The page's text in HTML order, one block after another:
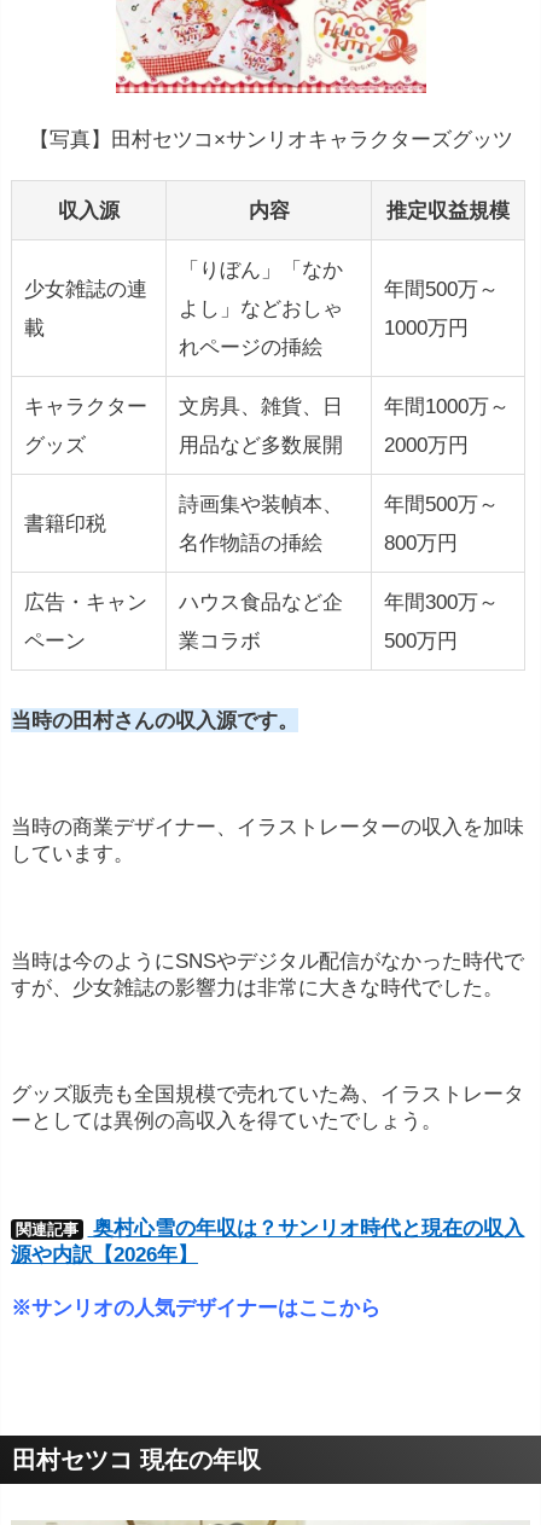
【写真】田村セツコ×サンリオキャラクターズグッツ
収入源 内容 推定収益規模
少女雑誌の連
載
「りぼん」「なか
よし」などおしゃ
れページの挿絵
年間500万～
1000万円
キャラクター
グッズ
文房具、雑貨、日
用品など多数展開
年間1000万～
2000万円
書籍印税
詩画集や装幀本、
名作物語の挿絵
年間500万～
800万円
広告・キャン
ペーン
ハウス食品など企
業コラボ
年間300万～
500万円
当時の田村さんの収入源です。
当時の商業デザイナー、イラストレーターの収入を加味
しています。
当時は今のようにSNSやデジタル配信がなかった時代で
すが、少女雑誌の影響力は非常に大きな時代でした。
グッズ販売も全国規模で売れていた為、イラストレータ
ーとしては異例の高収入を得ていたでしょう。
関連記事
奥村心雪の年収は？サンリオ時代と現在の収入
源や内訳【2026年】
※サンリオの人気デザイナーはここから
田村セツコ 現在の年収